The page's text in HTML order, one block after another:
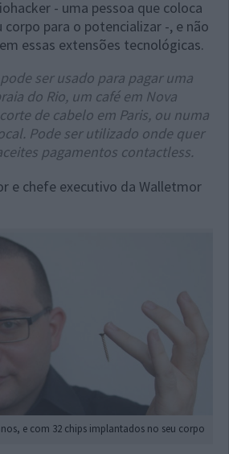
- uma pessoa que coloca
para o potencializar -, e não
essas extensões tecnológicas.
ser usado para pagar uma
do Rio, um café em Nova
de cabelo em Paris, ou numa
Pode ser utilizado onde quer
pagamentos contactless.
e chefe executivo da Walletmor
e com 32 chips implantados no seu corpo